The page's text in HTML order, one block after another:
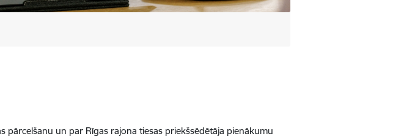
pārcelšanu un par Rīgas rajona tiesas priekšsēdētāja pienākumu